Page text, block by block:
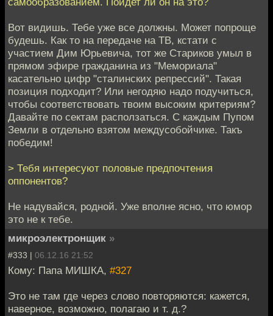
Вот видишь. Тебе уже все должны. Может попроще
будешь. Как то на передаче на ТВ, кстати с
участием Дим Юрьевича, тот же Стариков умыл в
прямом эфире гражданина из "Мемориала"
касательно цифр "сталинских репрессий". Такая
позиция подходит? Или негодяю надо подучиться,
чтобы соответствовать твоим высоким критериям?
Давайте по сектам расползаться. С каждым Пупом
Земли в отдельно взятом междусобойчике. Такъ
победим!
> Тебя интересуют половые предпочтения
оппонентов?
Не надувайся, родной. Уже вполне ясно, что юмор
это не к тебе.
микроэлектронщик »
#333 | 06.12.16 21:52
Кому: Папа МИШКА, #327
Это не там где через слово повторяются: кажется,
наверное, возможно, полагаю и т. д.?